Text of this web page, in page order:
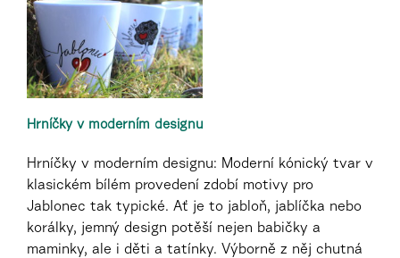
Hrníčky v moderním designu
Hrníčky v moderním designu: Moderní kónický tvar v
klasickém bílém provedení zdobí motivy pro
Jablonec tak typické. Ať je to jabloň, jablíčka nebo
korálky, jemný design potěší nejen babičky a
maminky, ale i děti a tatínky. Výborně z něj chutná